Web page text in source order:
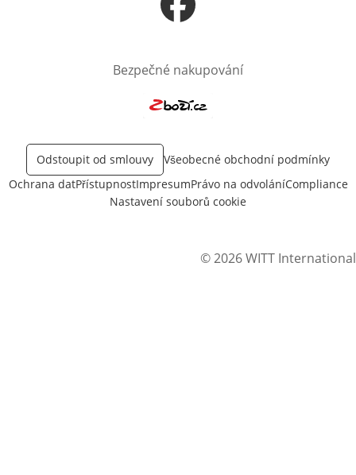
Otevře v novém okně
Bezpečné nakupování
Odstoupit od smlouvy
Všeobecné obchodní podmínky
Ochrana datPřístupnostImpresumPrávo na odvoláníCompliance
Nastavení souborů cookie
© 2026 WITT International